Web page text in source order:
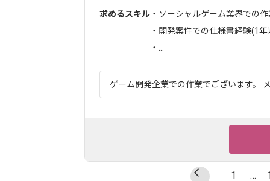
求めるスキル ・ソーシャルゲーム業界での
・開発案件での仕様書経験(1年
・...
ゲーム開発企業での作業でございます。
1 …